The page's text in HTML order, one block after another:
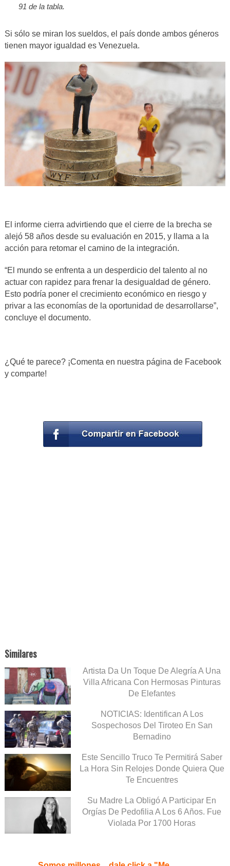
91 de la tabla.
Si sólo se miran los sueldos, el país donde ambos géneros
tienen mayor igualdad es Venezuela.
El informe cierra advirtiendo que el cierre de la brecha se
alejó 58 años desde su evaluación en 2015, y llama a la
acción para retomar el camino de la integración.
“El mundo se enfrenta a un desperdicio del talento al no
actuar con rapidez para frenar la desigualdad de género.
Esto podría poner el crecimiento económico en riesgo y
privar a las economías de la oportunidad de desarrollarse”,
concluye el documento.
¿Qué te parece? ¡Comenta en nuestra página de Facebook
y comparte!
Similares
Artista Da Un Toque De Alegría A Una
Villa Africana Con Hermosas Pinturas
De Elefantes
NOTICIAS: Identifican A Los
Sospechosos Del Tiroteo En San
Bernadino
Este Sencillo Truco Te Permitirá Saber
La Hora Sin Relojes Donde Quiera Que
Te Encuentres
Su Madre La Obligó A Participar En
Orgías De Pedofilia A Los 6 Años. Fue
Violada Por 1700 Horas